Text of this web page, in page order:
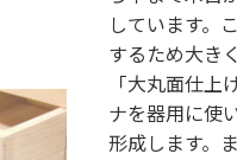
和たんす：大丸面
衣装盆は５杯
しています。
するため大き
「大丸面仕
ナを器用に使
形成します。